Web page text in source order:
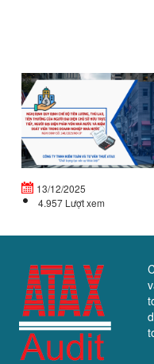
13/12/2025
4.957 Lượt xem